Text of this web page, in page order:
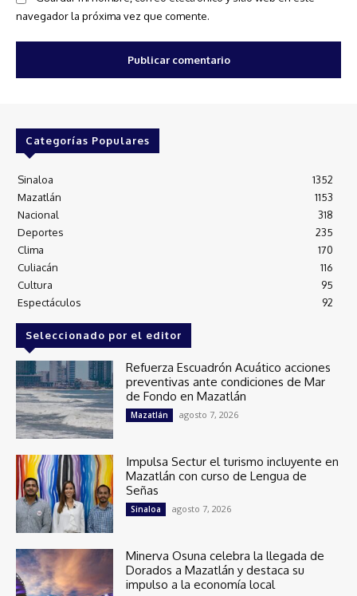
navegador la próxima vez que comente.
Categorías Populares
Sinaloa
1352
Mazatlán
1153
Nacional
318
Deportes
235
Clima
170
Culiacán
116
Cultura
95
Espectáculos
92
Seleccionado por el editor
Refuerza Escuadrón Acuático acciones
preventivas ante condiciones de Mar
de Fondo en Mazatlán
Mazatlán agosto 7, 2026
Impulsa Sectur el turismo incluyente en
Mazatlán con curso de Lengua de
Señas
Sinaloa agosto 7, 2026
Minerva Osuna celebra la llegada de
Dorados a Mazatlán y destaca su
impulso a la economía local